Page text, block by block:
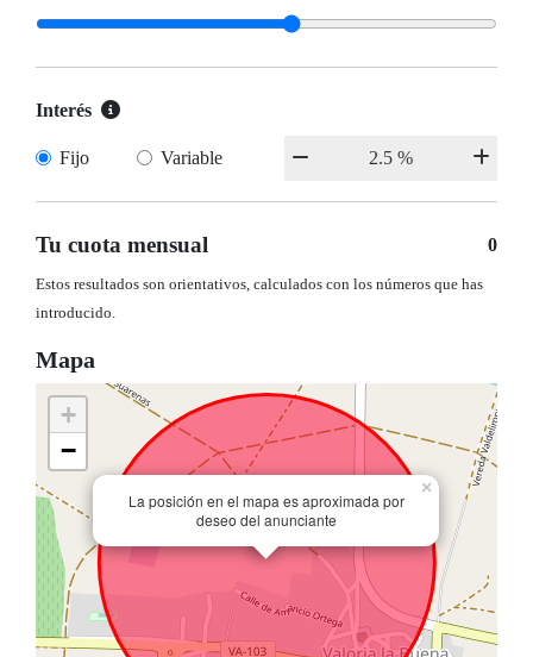
Interés
Fijo Variable
Tu cuota mensual 0
Estos resultados son orientativos, calculados con los números que has
introducido.
Mapa
La posición en el mapa es aproximada por
deseo del anunciante
×
+
−